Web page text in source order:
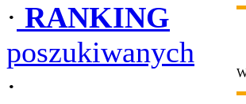
· RANKING
poszukiwanych
·